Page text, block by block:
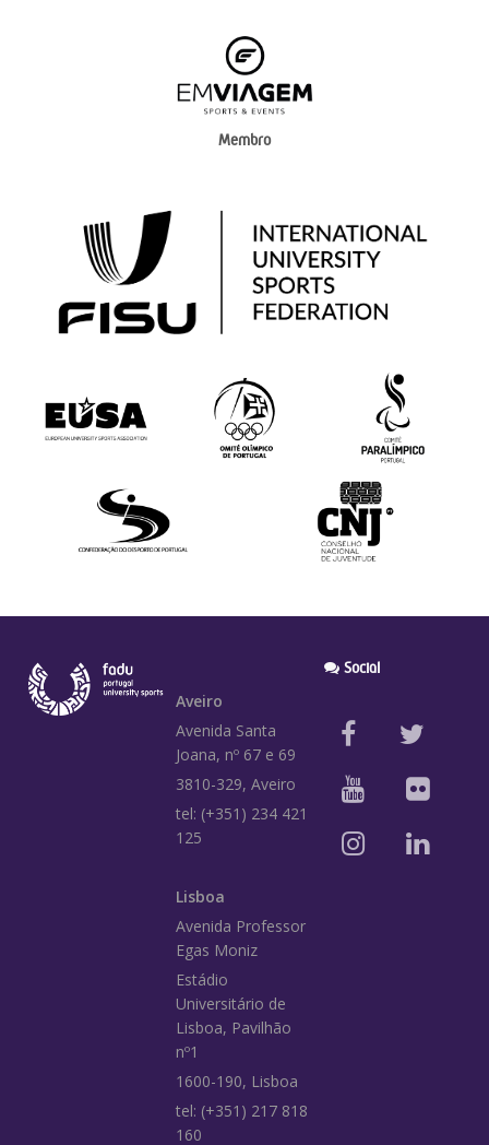
Membro
Aveiro
Avenida Santa
Joana, nº 67 e 69
3810-329, Aveiro
tel: (+351) 234 421
125
Lisboa
Avenida Professor
Egas Moniz
Estádio
Universitário de
Lisboa, Pavilhão
nº1
1600-190, Lisboa
tel: (+351) 217 818
160
Social